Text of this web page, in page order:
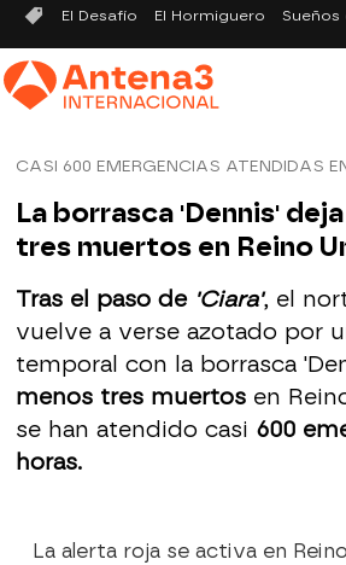
El Desafío El Hormiguero
CASI 600 EMERGENCIAS ATENDIDAS
La borrasca 'Dennis'
tres muertos en Reino
Tras el paso de 'Ciara', el
vuelve a verse azotado por
temporal con la borrasca
menos tres muertosen
se han atendido casi 600
horas.
La alerta roja se activa en